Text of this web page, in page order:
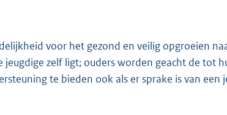
voor het gezond en veilig opgroeien
jeugdige zelf ligt; ouders worden geacht de tot
te bieden ook als er sprake is van een